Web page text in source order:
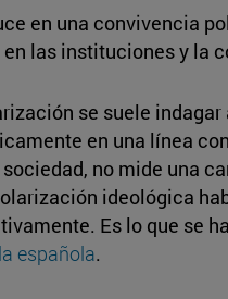
en una convivencia
las instituciones y la
se suele
en una línea
no mide una
ideológica
Es lo que se
española.